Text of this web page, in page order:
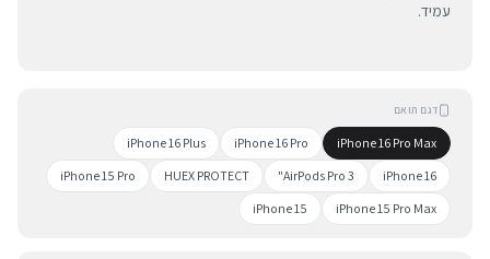
עמיד.
דגם תואם
iPhone 16 Pro Max
iPhone 16 Pro
iPhone 16 Plus
iPhone 16
AirPods Pro 3"
HUEX PROTECT
iPhone 15 Pro
iPhone 15 Pro Max
iPhone 15